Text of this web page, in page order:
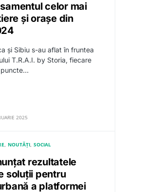
celor mai
și orașe din
și Sibiu s-au aflat în fruntea
T.R.A.I. by Storia, fiecare
puncte…
2025
NOUTĂȚI SOCIAL
rezultatele
soluții pentru
a platformei